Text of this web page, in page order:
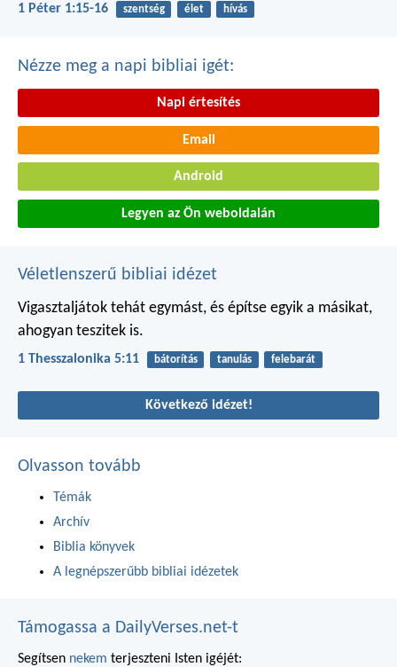
1 Péter 1:15-16 szentség élet hívás
Nézze meg a napi bibliai igét:
Napi értesítés
Email
Android
Legyen az Ön weboldalán
Véletlenszerű bibliai idézet
Vigasztaljátok tehát egymást, és építse egyik a másikat,
ahogyan teszitek is.
1 Thesszalonika 5:11 bátorítás tanulás felebarát
Következő idézet!
Olvasson tovább
Témák
Archív
Biblia könyvek
A legnépszerűbb bibliai idézetek
Támogassa a DailyVerses.net-t
Segítsen nekem terjeszteni Isten igéjét: